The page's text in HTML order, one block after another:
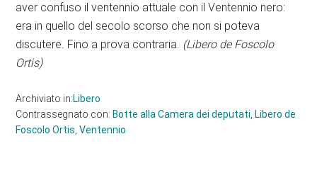
aver confuso il ventennio attuale con il Ventennio nero:
era in quello del secolo scorso che non si poteva
discutere. Fino a prova contraria. (Libero de Foscolo
Ortis)
Archiviato in:Libero
Contrassegnato con: Botte alla Camera dei deputati, Libero de
Foscolo Ortis,Ventennio